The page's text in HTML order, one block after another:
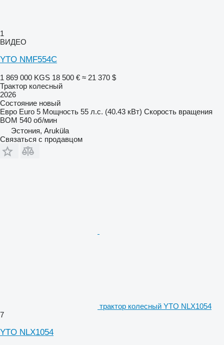
1
ВИДЕО
YTO NMF554C
1 869 000 KGS 18 500 € ≈ 21 370 $
Трактор колесный
2026
Состояние новый
Евро Euro 5 Мощность 55 л.с. (40.43 кВт) Скорость вращения
ВОМ 540 об/мин
Эстония, Aruküla
Связаться с продавцом
трактор колесный YTO NLX1054
7
YTO NLX1054